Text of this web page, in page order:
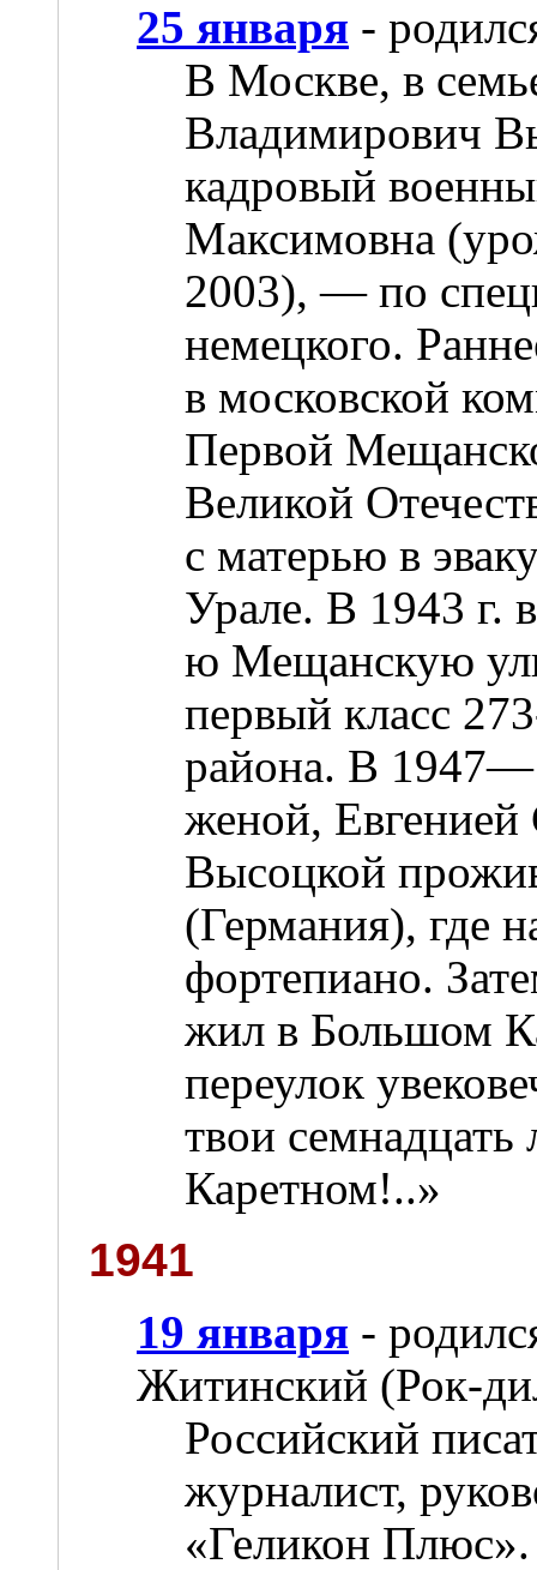
25 января -
В Москве, в
Владимирович
кадровый
Максимовна
2003), — по
немецкого.
в московской
Первой
Великой
с матерью в
Урале. В 1943 г.
ю Мещанскую
первый класс
района. В
женой, Евгенией
Высоцкой
(Германия), где
фортепиано.
жил в Большом
переулок
твои
Каретном!..»
1941
19 января -
Житинский (Рок-
Российский
журналист,
«Геликон Плюс».